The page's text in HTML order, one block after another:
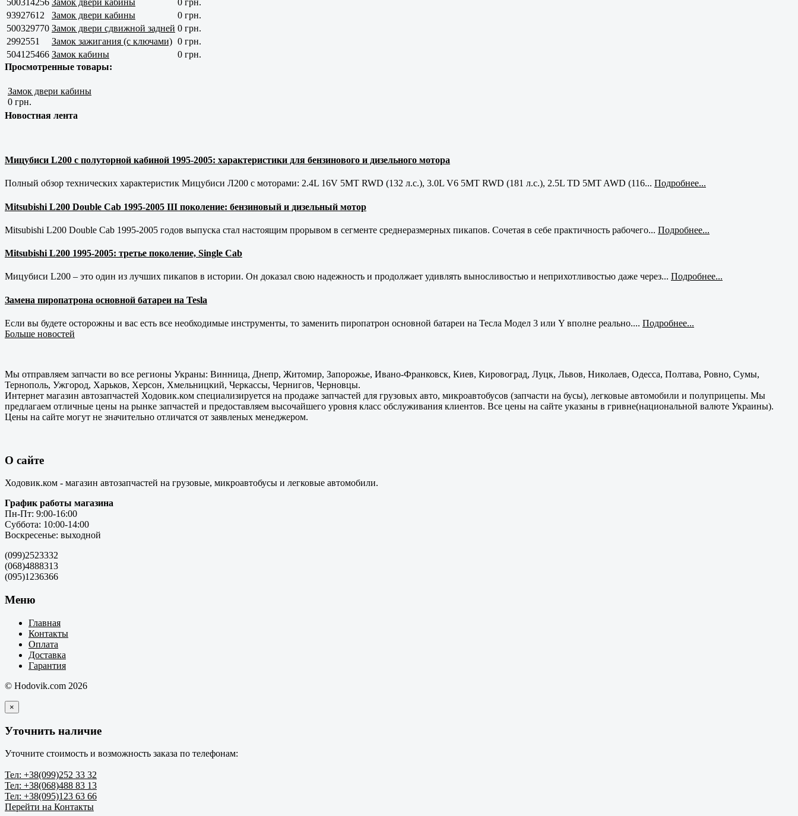
93927612
Замок двери кабины
0 грн.
500329770 Замок двери сдвижной задней 0 грн.
2992551
Замок зажигания (с ключами) 0 грн.
504125466 Замок кабины
0 грн.
Просмотренные товары:
Замок двери кабины
0 грн.
Новостная лента
Мицубиси L200 с полуторной кабиной 1995-2005: характеристики для бензинового и дизельного мотора
Полный обзор технических характеристик Мицубиси Л200 с моторами: 2.4L 16V 5MT RWD (132 л.с.), 3.0L V6 5MT RWD (181 л.с.), 2.5L TD 5MT AWD (116... Подробнее...
Mitsubishi L200 Double Cab 1995-2005 III поколение: бензиновый и дизельный мотор
Mitsubishi L200 Double Cab 1995-2005 годов выпуска стал настоящим прорывом в сегменте среднеразмерных пикапов. Сочетая в себе практичность рабочего... Подробнее...
Mitsubishi L200 1995-2005: третье поколение, Single Cab
Мицубиси L200 – это один из лучших пикапов в истории. Он доказал свою надежность и продолжает удивлять выносливостью и неприхотливостью даже через... Подробнее...
Замена пиропатрона основной батареи на Tesla
Если вы будете осторожны и вас есть все необходимые инструменты, то заменить пиропатрон основной батареи на Тесла Модел 3 или Y вполне реально.... Подробнее...
Больше новостей
Мы отправляем запчасти во все регионы Украны: Винница, Днепр, Житомир, Запорожье, Ивано-Франковск, Киев, Кировоград, Луцк, Львов, Николаев, Одесса, Полтава, Ровно, Сумы,
Тернополь, Ужгород, Харьков, Херсон, Хмельницкий, Черкассы, Чернигов, Черновцы.
Интернет магазин автозапчастей Ходовик.ком специализируется на продаже запчастей для грузовых авто, микроавтобусов (запчасти на бусы), легковые автомобили и полуприцепы. Мы
предлагаем отличные цены на рынке запчастей и предоставляем высочайшего уровня класс обслуживания клиентов. Все цены на сайте указаны в гривне(национальной валюте Украины).
Цены на сайте могут не значительно отличатся от заявленых менеджером.
О сайте
Ходовик.ком - магазин автозапчастей на грузовые, микроавтобусы и легковые автомобили.
График работы магазина
Пн-Пт: 9:00-16:00
Суббота: 10:00-14:00
Воскресенье: выходной
(099)2523332
(068)4888313
(095)1236366
Меню
Главная
Контакты
Оплата
Доставка
Гарантия
© Hodovik.com 2026
×
Уточнить наличие
Уточните стоимость и возможность заказа по телефонам:
Тел: +38(099)252 33 32
Тел: +38(068)488 83 13
Тел: +38(095)123 63 66
Перейти на Контакты